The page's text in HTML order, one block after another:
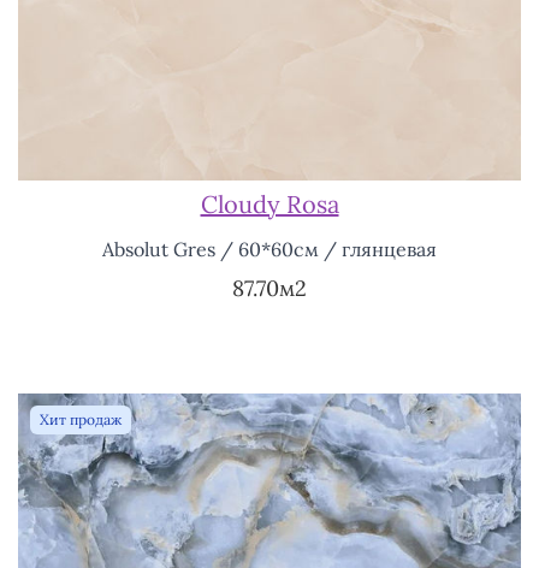
Cloudy Rosa
Absolut Gres / 60*60см / глянцевая
87.70м2
Хит продаж